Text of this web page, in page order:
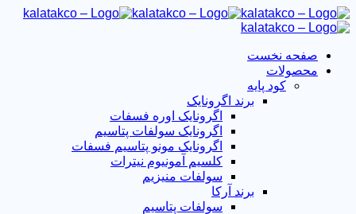
صفحه نخست
محصولات
کود پایه
برند اگرونایک
اگرونایک اوره فسفات
اگرونایک سولفات پتاسیم
اگرونایک مونو پتاسیم فسفات
کلسیم آمونیوم نیترات
سولفات منیزیم
برند آرکا
سولفات پتاسیم